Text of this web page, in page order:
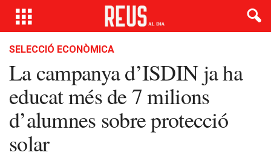
SELECCIÓ ECONÒMICA
La campanya d’ISDIN ja ha
educat més de 7 milions
d’alumnes sobre protecció
solar